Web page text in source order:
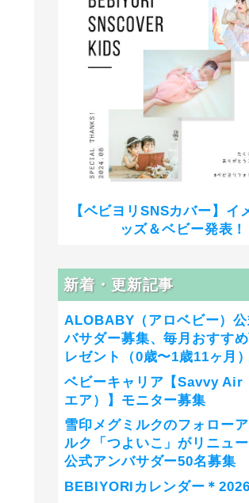
【ベビヨリSNSカバー】イ
ッズ＆ベビー発表！
新着・更新記事
ALOBABY（アロベビー）
バサダー募集、毎月おすす
レゼント（0歳〜1歳11ヶ月）
ベビーキャリア【Savvy Air
エア）】モニター募集
雪印メグミルクのフォローア
ルク「つよいこ」がリニュー
公式アンバサダー50名募集
BEBIYORIカレンダー＊2026